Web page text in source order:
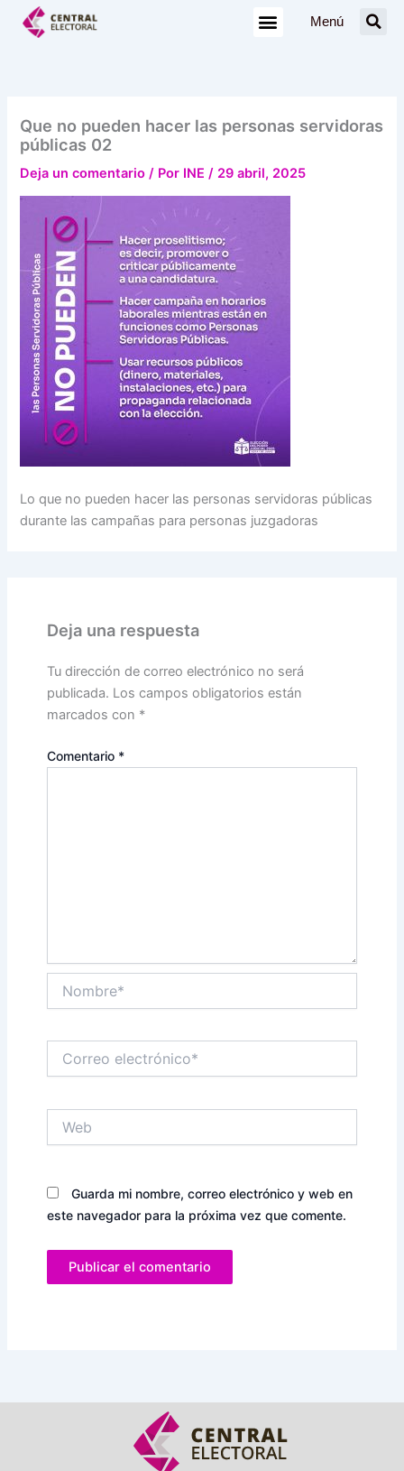
Menú
Que no pueden hacer las personas servidoras
públicas 02
Deja un comentario / Por INE/ 29 abril, 2025
Lo que no pueden hacer las personas servidoras públicas
durante las campañas para personas juzgadoras
Deja una respuesta
Tu dirección de correo electrónico no será
publicada. Los campos obligatorios están
marcados con *
Comentario *
electrónico*
Guarda mi nombre, correo electrónico y web en
este navegador para la próxima vez que comente.